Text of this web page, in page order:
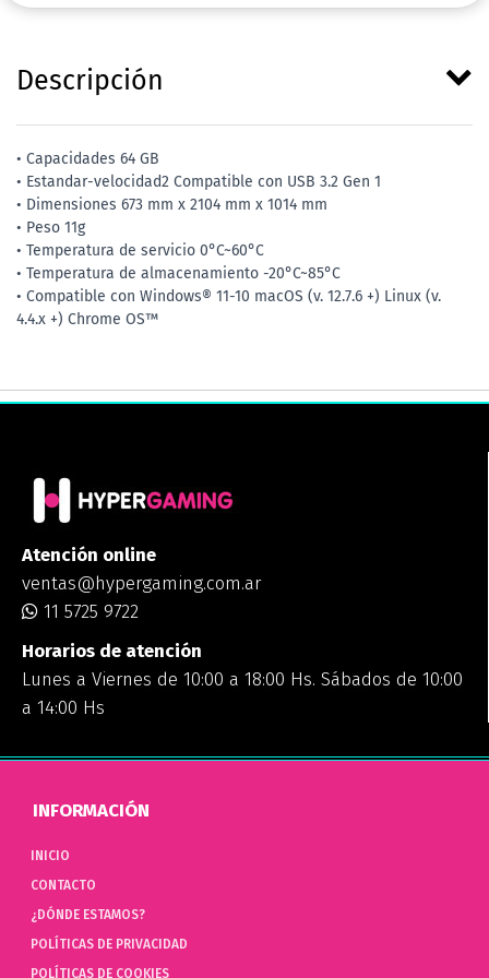
Descripción
• Capacidades 64 GB
• Estandar-velocidad2 Compatible con USB 3.2 Gen 1
• Dimensiones 673 mm x 2104 mm x 1014 mm
• Peso 11g
• Temperatura de servicio 0°C~60°C
• Temperatura de almacenamiento -20°C~85°C
• Compatible con Windows® 11-10 macOS (v. 12.7.6 +) Linux (v.
4.4.x +) Chrome OS™
Atención online
ventas@hypergaming.com.ar
11 5725 9722
Horarios de atención
Lunes a Viernes de 10:00 a 18:00 Hs. Sábados de 10:00
a 14:00 Hs
INFORMACIÓN
INICIO
CONTACTO
¿DÓNDE ESTAMOS?
POLÍTICAS DE PRIVACIDAD
POLÍTICAS DE COOKIES